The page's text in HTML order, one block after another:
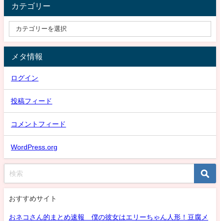
カテゴリー
メタ情報
ログイン
投稿フィード
コメントフィード
WordPress.org
おすすめサイト
おネコさん的まとめ速報 僕の彼女はエリーちゃん人形！豆腐メ